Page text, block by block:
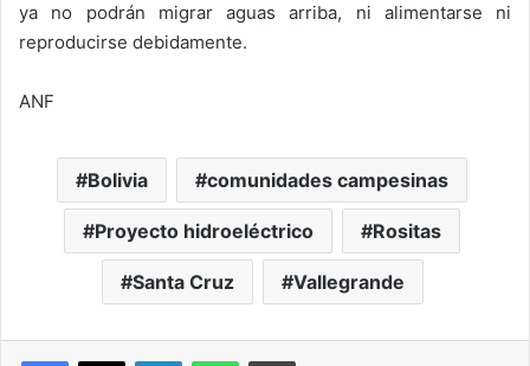
ya no podrán migrar aguas arriba, ni alimentarse ni
reproducirse debidamente.
ANF
Bolivia comunidades campesinas
Proyecto hidroeléctrico Rositas
Santa Cruz Vallegrande